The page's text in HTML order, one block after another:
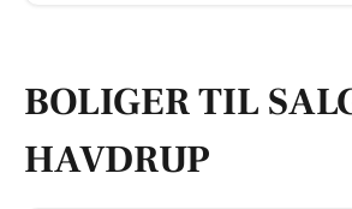
BOLIGER TIL
HAVDRUP